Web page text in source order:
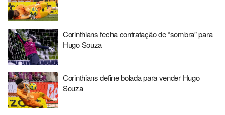
Corinthians fecha contratação de “sombra” para
Hugo Souza
Corinthians define bolada para vender Hugo
Souza